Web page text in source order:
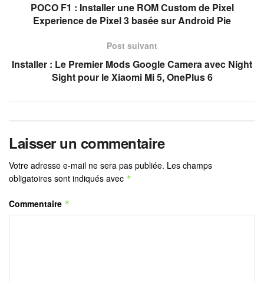
POCO F1 : Installer une ROM Custom de Pixel
Experience de Pixel 3 basée sur Android Pie
Post suivant
Installer : Le Premier Mods Google Camera avec Night
Sight pour le Xiaomi Mi 5, OnePlus 6
Laisser un commentaire
Votre adresse e-mail ne sera pas publiée. Les champs
obligatoires sont indiqués avec *
Commentaire *